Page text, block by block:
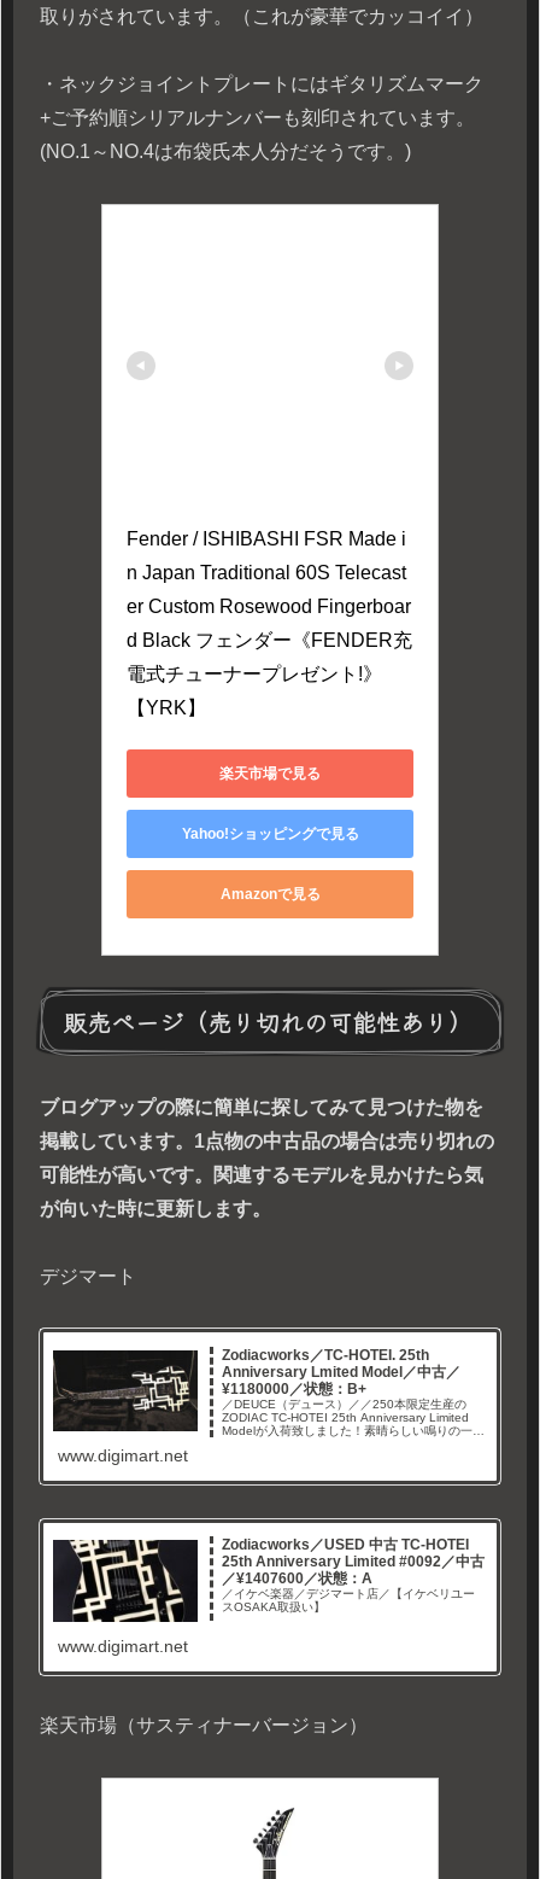
取りがされています。（これが豪華でカッコイイ）
・ネックジョイントプレートにはギタリズムマーク
+ご予約順シリアルナンバーも刻印されています。
(NO.1～NO.4は布袋氏本人分だそうです。)
Fender / ISHIBASHI FSR Made i
n Japan Traditional 60S Telecast
er Custom Rosewood Fingerboar
d Black フェンダー《FENDER充
電式チューナープレゼント!》
【YRK】
楽天市場で見る
Yahoo!ショッピングで見る
Amazonで見る
販売ページ（売り切れの可能性あり）
ブログアップの際に簡単に探してみて見つけた物を
掲載しています。1点物の中古品の場合は売り切れの
可能性が高いです。関連するモデルを見かけたら気
が向いた時に更新します。
デジマート
Zodiacworks／TC-HOTEI. 25th
Anniversary Lmited Model／中古／
¥1180000／状態：B+
／DEUCE（デュース）／／250本限定生産の
ZODIAC TC-HOTEI 25th Anniversary Limited
Modelが入荷致しました！素晴らしい鳴りの一本
www.digimart.net
Zodiacworks／USED 中古 TC-HOTEI
25th Anniversary Limited #0092／中古
／¥1407600／状態：A
／イケベ楽器／デジマート店／【イケベリユー
スOSAKA取扱い】
www.digimart.net
楽天市場（サスティナーバージョン）